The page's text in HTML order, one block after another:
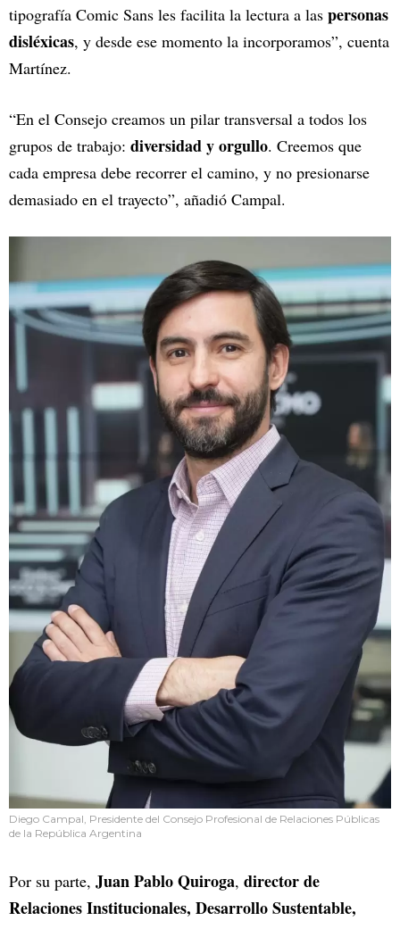
tipografía Comic Sans les facilita la lectura a las personas
disléxicas, y desde ese momento la incorporamos”, cuenta
Martínez.
“En el Consejo creamos un pilar transversal a todos los
grupos de trabajo: diversidad y orgullo. Creemos que
cada empresa debe recorrer el camino, y no presionarse
demasiado en el trayecto”, añadió Campal.
Diego Campal, Presidente del Consejo Profesional de Relaciones Públicas
de la República Argentina
Por su parte, Juan Pablo Quiroga, director de
Relaciones Institucionales, Desarrollo Sustentable,